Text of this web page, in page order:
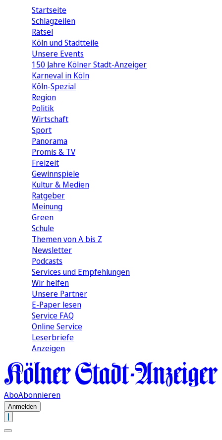
Startseite
Schlagzeilen
Rätsel
Köln und Stadtteile
Unsere Events
150 Jahre Kölner Stadt-Anzeiger
Karneval in Köln
Köln-Spezial
Region
Politik
Wirtschaft
Sport
Panorama
Promis & TV
Freizeit
Gewinnspiele
Kultur & Medien
Ratgeber
Meinung
Green
Schule
Themen von A bis Z
Newsletter
Podcasts
Services und Empfehlungen
Wir helfen
Unsere Partner
E-Paper lesen
Service FAQ
Online Service
Leserbriefe
Anzeigen
AboAbonnieren
Anmelden